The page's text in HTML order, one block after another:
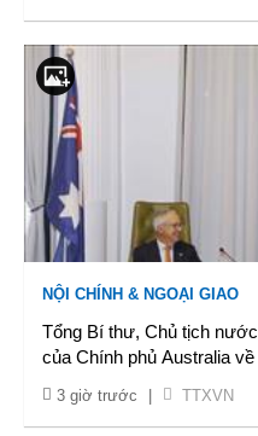
NỘI CHÍNH & NGOẠI GIAO
Tổng Bí thư, Chủ tịch
của Chính phủ Australia
3 giờ trước TTXVN